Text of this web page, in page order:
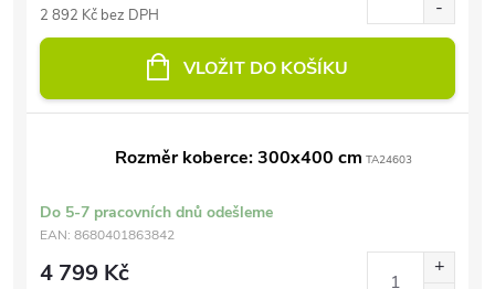
2 892 Kč bez DPH
VLOŽIT DO KOŠÍKU
Rozměr koberce: 300x400 cm TA24603
Do 5-7 pracovních dnů odešleme
EAN: 8680401863842
4 799 Kč